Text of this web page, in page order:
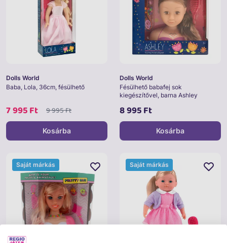
Dolls World
Baba, Lola, 36cm, fésülhető
7 995 Ft 9 995 Ft
Kosárba
Dolls World
Fésülhető babafej sok
kiegészítővel, barna Ashley
8 995 Ft
Kosárba
Saját márkás Saját márkás